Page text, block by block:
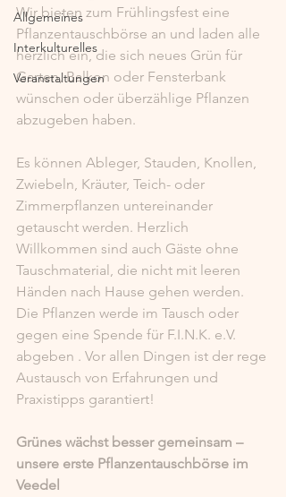
Allgemeines
Interkulturelles
Veranstaltungen
Wir bieten zum Frühlingsfest eine
Pflanzentauschbörse an und laden alle
herzlich ein, die sich neues Grün für
Garten, Balkon oder Fensterbank
wünschen oder überzählige Pflanzen
abzugeben haben.
Es können Ableger, Stauden, Knollen,
Zwiebeln, Kräuter, Teich- oder
Zimmerpflanzen untereinander
getauscht werden. Herzlich
Willkommen sind auch Gäste ohne
Tauschmaterial, die nicht mit leeren
Händen nach Hause gehen werden.
Die Pflanzen werde im Tausch oder
gegen eine Spende für F.I.N.K. e.V.
abgeben . Vor allen Dingen ist der rege
Austausch von Erfahrungen und
Praxistipps garantiert!
Grünes wächst besser gemeinsam –
unsere erste Pflanzentauschbörse im
Veedel